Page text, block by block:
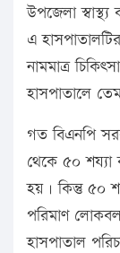
উপজেলা
এ
নামমাত্র
হাসপাতালে
গত বিএনপি
থেকে ৫০
হয়। কিন্তু ৫০
পরিমাণ
হাসপাতাল